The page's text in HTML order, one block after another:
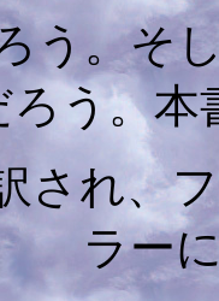
う。そ
ろう。本
され、
ラー